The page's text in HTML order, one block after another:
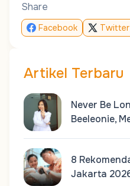
Share
Facebook Twitter
Artikel Terbaru
Never Be
Beeleonie,
8
Jakarta